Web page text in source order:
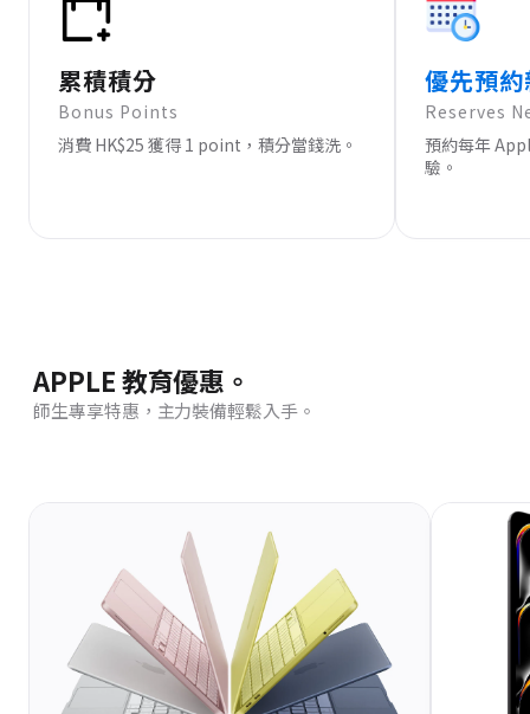
累積積分
Bonus Points
消費 HK$25 獲得 1 point，積分當錢洗。
優先預
Reserves
預約每年
驗。
APPLE 教育優惠。
師生專享特惠，主力裝備輕鬆入手。